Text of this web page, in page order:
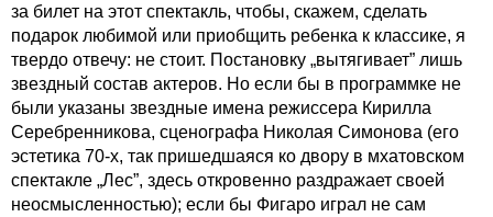
за билет на этот спектакль, чтобы, скажем, сделать
подарок любимой или приобщить ребенка к классике, я
твердо отвечу: не стоит. Постановку „вытягивает” лишь
звездный состав актеров. Но если бы в программке не
были указаны звездные имена режиссера Кирилла
Серебренникова, сценографа Николая Симонова (его
эстетика 70-х, так пришедшаяся ко двору в мхатовском
спектакле „Лес”, здесь откровенно раздражает своей
неосмысленностью); если бы Фигаро играл не сам